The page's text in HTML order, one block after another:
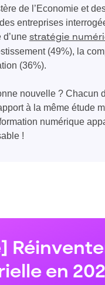
de l’Economie et
entreprises
d’une stratégie
(49%), la
(36%).
nouvelle ? Chacun
à la même étude
numérique
!
en